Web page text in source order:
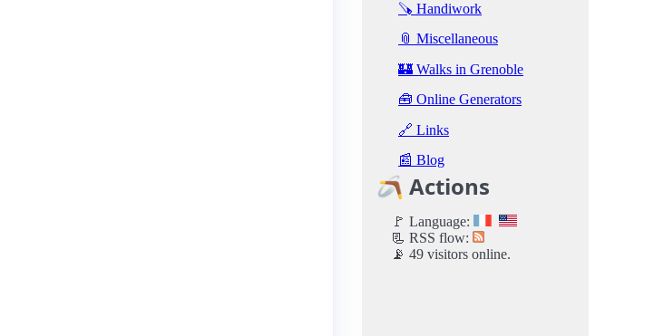
🪚 Handiwork
📎 Miscellaneous
🏰 Walks in Grenoble
🧰 Online Generators
🔗 Links
📰 Blog
🪃 Actions
🚩 Language:
📃 RSS flow:
📡 49 visitors online.